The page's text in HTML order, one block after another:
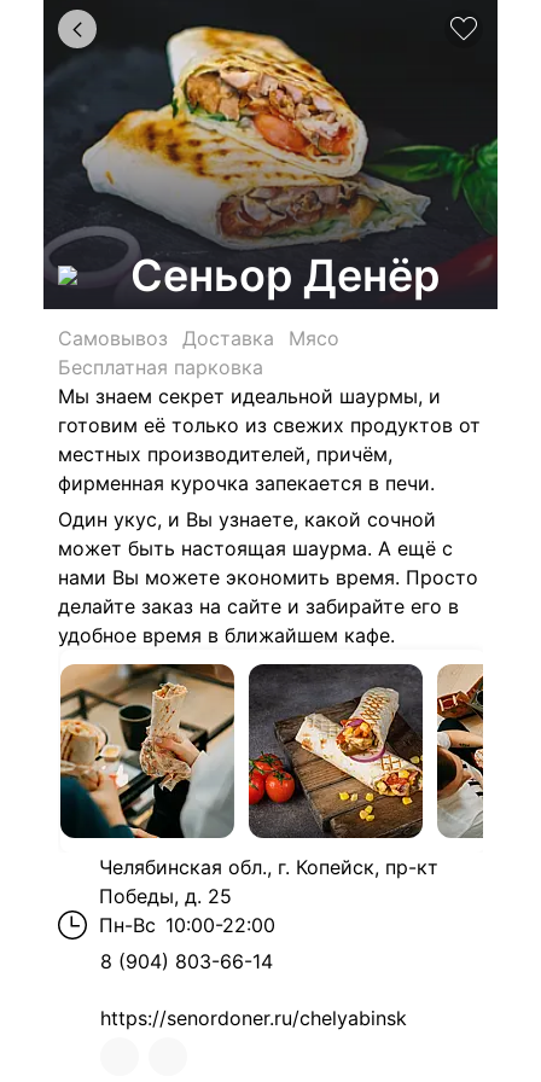
Сеньор Денёр
Самовывоз Доставка
Мясо
Бесплатная парковка
Мы знаем секрет идеальной шаурмы, и
готовим её только из свежих продуктов от
местных производителей, причём,
фирменная курочка запекается в печи.
Один укус, и Вы узнаете, какой сочной
может быть настоящая шаурма. А ещё с
нами Вы можете экономить время. Просто
делайте заказ на сайте и забирайте его в
удобное время в ближайшем кафе.
Челябинская обл., г. Копейск, пр-кт
Победы, д. 25
Пн-Вс 10:00-22:00
8 (904) 803-66-14
https://senordoner.ru/chelyabinsk